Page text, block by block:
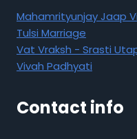
Mahamrityunjay Jaap
Tulsi Marriage
Vat Vraksh - Srasti
Vivah Padhyati
Contact info